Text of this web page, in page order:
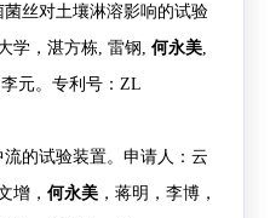
丝对土壤淋溶影响的试验
学， 湛方栋 雷钢 何永美,
李元。专利号： ZL
的试验装置。申请人：云
增， 何永美，蒋明，李博，